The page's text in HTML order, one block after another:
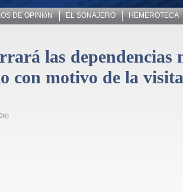
DE OPINIóN EL SONAJERO HEMEROTECA
las dependencias
con motivo de la